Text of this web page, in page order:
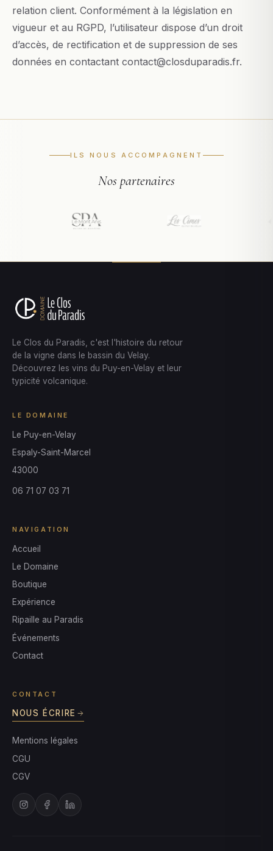
relation client. Conformément à la législation en
vigueur et au RGPD, l’utilisateur dispose d’un droit
d’accès, de rectification et de suppression de ses
données en contactant contact@closduparadis.fr.
ILS NOUS ACCOMPAGNENT
Nos partenaires
Le Clos du Paradis, c'est l'histoire du retour
de la vigne dans le bassin du Velay.
Découvrez les vins du Puy-en-Velay et leur
typicité volcanique.
LE DOMAINE
Le Puy-en-Velay
Espaly-Saint-Marcel
43000
06 71 07 03 71
NAVIGATION
Accueil
Le Domaine
Boutique
Expérience
Ripaille au Paradis
Événements
Contact
CONTACT
NOUS ÉCRIRE
Mentions légales
CGU
CGV